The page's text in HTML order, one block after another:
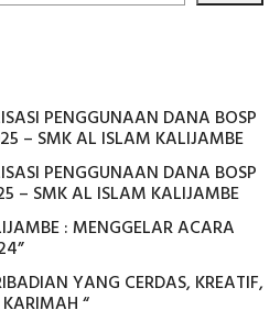
PENGGUNAAN DANA BOSP
– SMK AL ISLAM KALIJAMBE
PENGGUNAAN DANA BOSP
– SMK AL ISLAM KALIJAMBE
: MENGGELAR ACARA
YANG CERDAS, KREATIF,
“